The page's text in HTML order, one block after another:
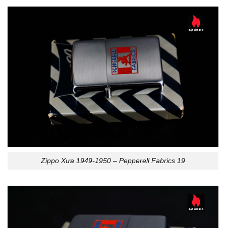
Zippo Xưa 1949-1950 – Pepperell Fabrics 19